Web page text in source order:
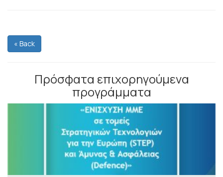
« Back
Πρόσφατα επιχορηγούμενα
προγράμματα